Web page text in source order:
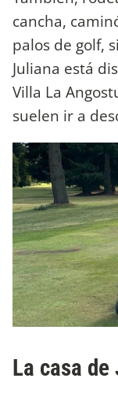
cancha,
palos de golf,
Juliana está
Villa La
suelen ir a
La casa